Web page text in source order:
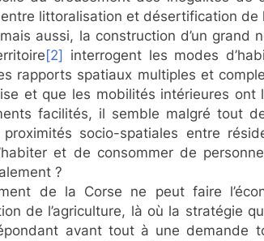
littoralisation et désertification de
aussi, la construction d’un
[2]
interrogent les modes
rapports spatiaux multiples et
et que les mobilités intérieures
facilités, il semble malgré tout
socio-spatiales entre
et de consommer de
?
de la Corse ne peut faire
de l’agriculture, là où la stratégie
avant tout à une demande